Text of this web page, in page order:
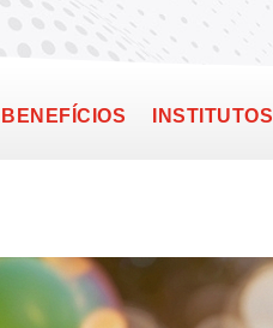
BENEFÍCIOS INSTITUTOS